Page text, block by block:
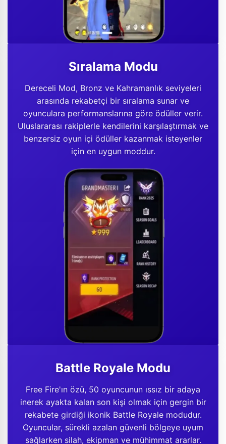
Sıralama Modu
Dereceli Mod, Bronz ve Kahramanlık seviyeleri
arasında rekabetçi bir sıralama sunar ve
oyunculara performanslarına göre ödüller verir.
Uluslararası rakiplerle kendilerini karşılaştırmak ve
benzersiz oyun içi ödüller kazanmak isteyenler
için en uygun moddur.
Battle Royale Modu
Free Fire'ın özü, 50 oyuncunun ıssız bir adaya
inerek ayakta kalan son kişi olmak için gergin bir
rekabete girdiği ikonik Battle Royale modudur.
Oyuncular, sürekli azalan güvenli bölgeye uyum
sağlarken silah, ekipman ve mühimmat ararlar.